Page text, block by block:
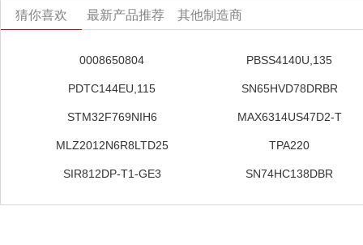
猜你喜欢 最新产品推荐 其他制造商
0008650804 PBSS4140U,135
PDTC144EU,115 SN65HVD78DRBR
STM32F769NIH6 MAX6314US47D2-T
MLZ2012N6R8LTD25 TPA220
SIR812DP-T1-GE3 SN74HC138DBR